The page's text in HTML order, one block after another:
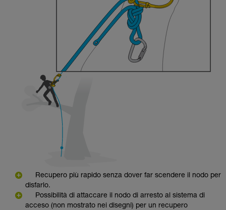
Recupero più rapido senza dover far scendere il nodo per
disfarlo.
Possibilità di attaccare il nodo di arresto al sistema di
acceso (non mostrato nei disegni) per un recupero